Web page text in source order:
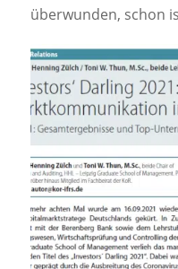
überwunden, schon